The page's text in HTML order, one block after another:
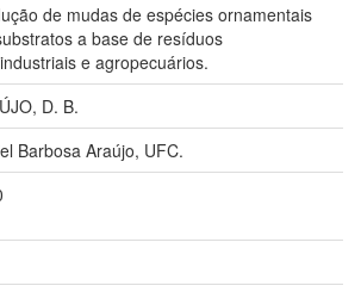
de mudas de espécies ornamentais
a base de resíduos
e agropecuários.
D. B.
Barbosa Araújo, UFC.